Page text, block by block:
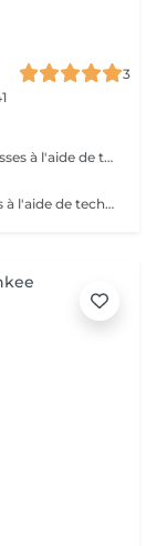
3
Un soin spécialisé ciblant les cuisses et les fesses à l'aide de techniques de massage intensives destinées à stimuler la circulation et à agir sur les tissus sous-jacents. Ce traitement contribue à améliorer l'apparence de la peau, à soutenir la tonicité des tissus et à procurer une sensation de peau plus lisse et revitalisée.
Un soin spécialisé ciblant le ventre et les bras à l'aide de techniques de massage ciblées destinées à stimuler la circulation et à soutenir l'apparence naturelle de la peau. Ce traitement intensif aide à améliorer la tonicité des tissus, affiner le grain de peau et laisser la peau plus souple, plus douce et agréablement rafraîchie.